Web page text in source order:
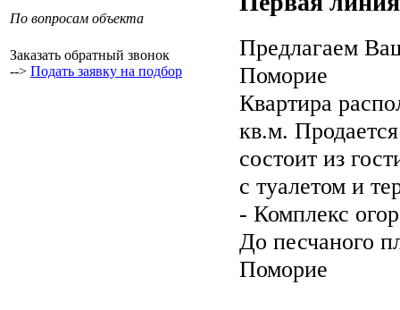
По вопросам объекта
Заказать обратный звонок
--> Подать заявку на подбор
Предлагаем
Поморие
Квартира
кв.м.
состоит из
с туалетом и
- Комплекс
До песчаного
Поморие